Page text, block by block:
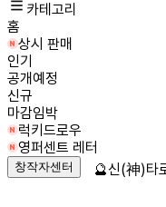
카테고리
홈
상시 판매
인기
공개예정
신규
마감임박
럭키드로우
영퍼센트 레터
창작자센터 🔮신(神)타